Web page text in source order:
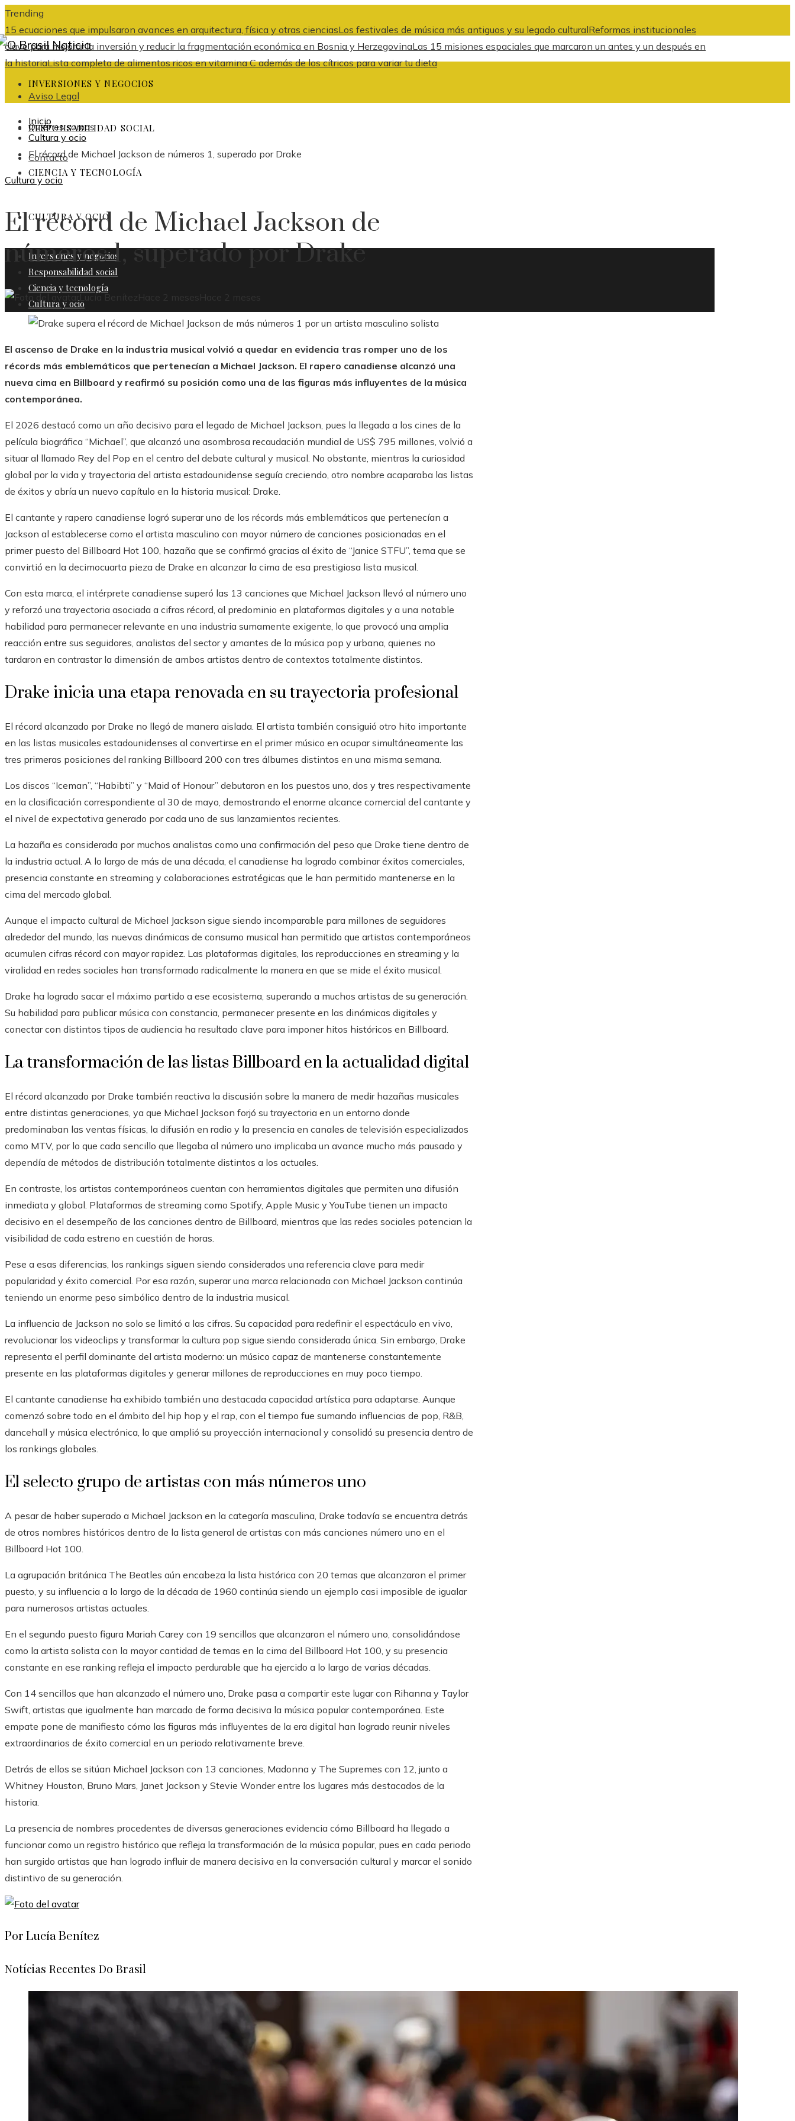
Trending
15 ecuaciones que impulsaron avances en arquitectura, física y otras cienciasLos festivales de música más antiguos y su legado culturalReformas institucionales
clave para mejorar la inversión y reducir la fragmentación económica en Bosnia y HerzegovinaLas 15 misiones espaciales que marcaron un antes y un después en
la historiaLista completa de alimentos ricos en vitamina C además de los cítricos para variar tu dieta
Aviso Legal
Quiénes somos
Contacto
INVERSIONES Y NEGOCIOS
RESPONSABILIDAD SOCIAL
CIENCIA Y TECNOLOGÍA
CULTURA Y OCIO
Inversiones y negocios
Responsabilidad social
Ciencia y tecnología
Cultura y ocio
Inicio
Cultura y ocio
El récord de Michael Jackson de números 1, superado por Drake
Cultura y ocio
El récord de Michael Jackson de
números 1, superado por Drake
Lucía Benítez Hace 2 meses Hace 2 meses
El ascenso de Drake en la industria musical volvió a quedar en evidencia tras romper uno de los
récords más emblemáticos que pertenecían a Michael Jackson. El rapero canadiense alcanzó una
nueva cima en Billboard y reafirmó su posición como una de las figuras más influyentes de la música
contemporánea.
El 2026 destacó como un año decisivo para el legado de Michael Jackson, pues la llegada a los cines de la
película biográfica “Michael”, que alcanzó una asombrosa recaudación mundial de US$ 795 millones, volvió a
situar al llamado Rey del Pop en el centro del debate cultural y musical. No obstante, mientras la curiosidad
global por la vida y trayectoria del artista estadounidense seguía creciendo, otro nombre acaparaba las listas
de éxitos y abría un nuevo capítulo en la historia musical: Drake.
El cantante y rapero canadiense logró superar uno de los récords más emblemáticos que pertenecían a
Jackson al establecerse como el artista masculino con mayor número de canciones posicionadas en el
primer puesto del Billboard Hot 100, hazaña que se confirmó gracias al éxito de “Janice STFU”, tema que se
convirtió en la decimocuarta pieza de Drake en alcanzar la cima de esa prestigiosa lista musical.
Con esta marca, el intérprete canadiense superó las 13 canciones que Michael Jackson llevó al número uno
y reforzó una trayectoria asociada a cifras récord, al predominio en plataformas digitales y a una notable
habilidad para permanecer relevante en una industria sumamente exigente, lo que provocó una amplia
reacción entre sus seguidores, analistas del sector y amantes de la música pop y urbana, quienes no
tardaron en contrastar la dimensión de ambos artistas dentro de contextos totalmente distintos.
Drake inicia una etapa renovada en su trayectoria profesional
El récord alcanzado por Drake no llegó de manera aislada. El artista también consiguió otro hito importante
en las listas musicales estadounidenses al convertirse en el primer músico en ocupar simultáneamente las
tres primeras posiciones del ranking Billboard 200 con tres álbumes distintos en una misma semana.
Los discos “Iceman”, “Habibti” y “Maid of Honour” debutaron en los puestos uno, dos y tres respectivamente
en la clasificación correspondiente al 30 de mayo, demostrando el enorme alcance comercial del cantante y
el nivel de expectativa generado por cada uno de sus lanzamientos recientes.
La hazaña es considerada por muchos analistas como una confirmación del peso que Drake tiene dentro de
la industria actual. A lo largo de más de una década, el canadiense ha logrado combinar éxitos comerciales,
presencia constante en streaming y colaboraciones estratégicas que le han permitido mantenerse en la
cima del mercado global.
Aunque el impacto cultural de Michael Jackson sigue siendo incomparable para millones de seguidores
alrededor del mundo, las nuevas dinámicas de consumo musical han permitido que artistas contemporáneos
acumulen cifras récord con mayor rapidez. Las plataformas digitales, las reproducciones en streaming y la
viralidad en redes sociales han transformado radicalmente la manera en que se mide el éxito musical.
Drake ha logrado sacar el máximo partido a ese ecosistema, superando a muchos artistas de su generación.
Su habilidad para publicar música con constancia, permanecer presente en las dinámicas digitales y
conectar con distintos tipos de audiencia ha resultado clave para imponer hitos históricos en Billboard.
La transformación de las listas Billboard en la actualidad digital
El récord alcanzado por Drake también reactiva la discusión sobre la manera de medir hazañas musicales
entre distintas generaciones, ya que Michael Jackson forjó su trayectoria en un entorno donde
predominaban las ventas físicas, la difusión en radio y la presencia en canales de televisión especializados
como MTV, por lo que cada sencillo que llegaba al número uno implicaba un avance mucho más pausado y
dependía de métodos de distribución totalmente distintos a los actuales.
En contraste, los artistas contemporáneos cuentan con herramientas digitales que permiten una difusión
inmediata y global. Plataformas de streaming como Spotify, Apple Music y YouTube tienen un impacto
decisivo en el desempeño de las canciones dentro de Billboard, mientras que las redes sociales potencian la
visibilidad de cada estreno en cuestión de horas.
Pese a esas diferencias, los rankings siguen siendo considerados una referencia clave para medir
popularidad y éxito comercial. Por esa razón, superar una marca relacionada con Michael Jackson continúa
teniendo un enorme peso simbólico dentro de la industria musical.
La influencia de Jackson no solo se limitó a las cifras. Su capacidad para redefinir el espectáculo en vivo,
revolucionar los videoclips y transformar la cultura pop sigue siendo considerada única. Sin embargo, Drake
representa el perfil dominante del artista moderno: un músico capaz de mantenerse constantemente
presente en las plataformas digitales y generar millones de reproducciones en muy poco tiempo.
El cantante canadiense ha exhibido también una destacada capacidad artística para adaptarse. Aunque
comenzó sobre todo en el ámbito del hip hop y el rap, con el tiempo fue sumando influencias de pop, R&B,
dancehall y música electrónica, lo que amplió su proyección internacional y consolidó su presencia dentro de
los rankings globales.
El selecto grupo de artistas con más números uno
A pesar de haber superado a Michael Jackson en la categoría masculina, Drake todavía se encuentra detrás
de otros nombres históricos dentro de la lista general de artistas con más canciones número uno en el
Billboard Hot 100.
La agrupación británica The Beatles aún encabeza la lista histórica con 20 temas que alcanzaron el primer
puesto, y su influencia a lo largo de la década de 1960 continúa siendo un ejemplo casi imposible de igualar
para numerosos artistas actuales.
En el segundo puesto figura Mariah Carey con 19 sencillos que alcanzaron el número uno, consolidándose
como la artista solista con la mayor cantidad de temas en la cima del Billboard Hot 100, y su presencia
constante en ese ranking refleja el impacto perdurable que ha ejercido a lo largo de varias décadas.
Con 14 sencillos que han alcanzado el número uno, Drake pasa a compartir este lugar con Rihanna y Taylor
Swift, artistas que igualmente han marcado de forma decisiva la música popular contemporánea. Este
empate pone de manifiesto cómo las figuras más influyentes de la era digital han logrado reunir niveles
extraordinarios de éxito comercial en un periodo relativamente breve.
Detrás de ellos se sitúan Michael Jackson con 13 canciones, Madonna y The Supremes con 12, junto a
Whitney Houston, Bruno Mars, Janet Jackson y Stevie Wonder entre los lugares más destacados de la
historia.
La presencia de nombres procedentes de diversas generaciones evidencia cómo Billboard ha llegado a
funcionar como un registro histórico que refleja la transformación de la música popular, pues en cada periodo
han surgido artistas que han logrado influir de manera decisiva en la conversación cultural y marcar el sonido
distintivo de su generación.
Por Lucía Benítez
Notícias Recentes Do Brasil